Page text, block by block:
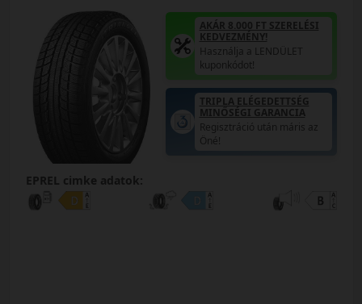
AKÁR 8.000 FT SZERELÉSI
KEDVEZMÉNY!
Használja a LENDÜLET
kuponkódot!
TRIPLA ELÉGEDETTSÉG
MINŐSÉGI GARANCIA
Regisztráció után máris az
Öné!
EPREL cimke adatok: